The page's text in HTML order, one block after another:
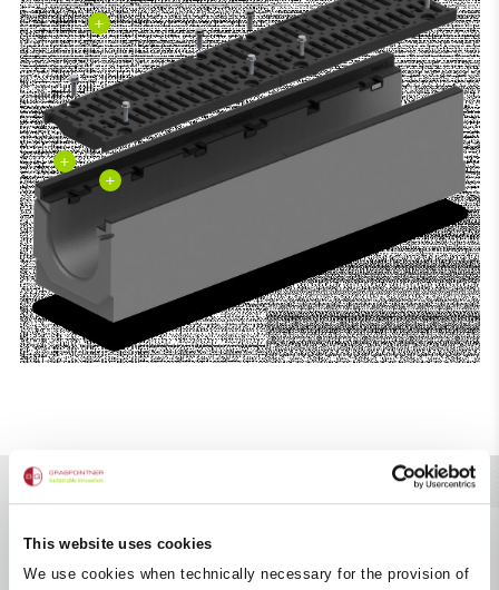
This website uses cookies
We use cookies when technically necessary for the provision of
+
+
+
Das innovative Schnellverschluss-System ermöglicht eine